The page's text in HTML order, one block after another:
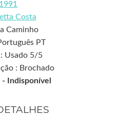
1991
Costa
Caminho
PT
: Usado 5/5
: Brochado
-
Indisponível